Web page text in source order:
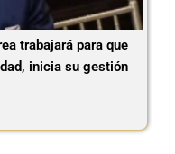
trabajará para que
inicia su gestión